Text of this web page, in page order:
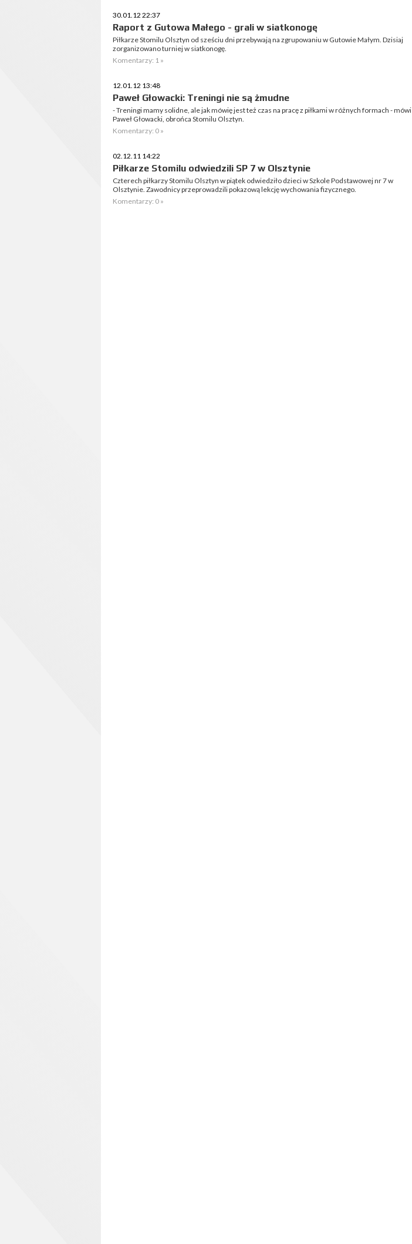
30.01.12 22:37
Raport z Gutowa Małego - grali w siatkonogę
Piłkarze Stomilu Olsztyn od sześciu dni przebywają na zgrupowaniu w Gutowie Małym. Dzisiaj
zorganizowano turniej w siatkonogę.
Komentarzy: 1 »
12.01.12 13:48
Paweł Głowacki: Treningi nie są żmudne
- Treningi mamy solidne, ale jak mówię jest też czas na pracę z piłkami w różnych formach - mówi
Paweł Głowacki, obrońca Stomilu Olsztyn.
Komentarzy: 0 »
02.12.11 14:22
Piłkarze Stomilu odwiedzili SP 7 w Olsztynie
Czterech piłkarzy Stomilu Olsztyn w piątek odwiedziło dzieci w Szkole Podstawowej nr 7 w
Olsztynie. Zawodnicy przeprowadzili pokazową lekcję wychowania fizycznego.
Komentarzy: 0 »